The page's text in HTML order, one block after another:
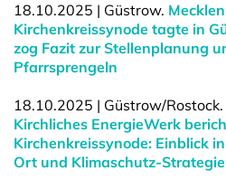
18.10.2025 | Güstrow.
Kirchenkreissynode tagte in
zog Fazit zur Stellenplanung
Pfarrsprengeln
18.10.2025 | Güstrow/Rostock.
Kirchliches EnergieWerk
Kirchenkreissynode: Einblick
Ort und Klimaschutz-Strategie